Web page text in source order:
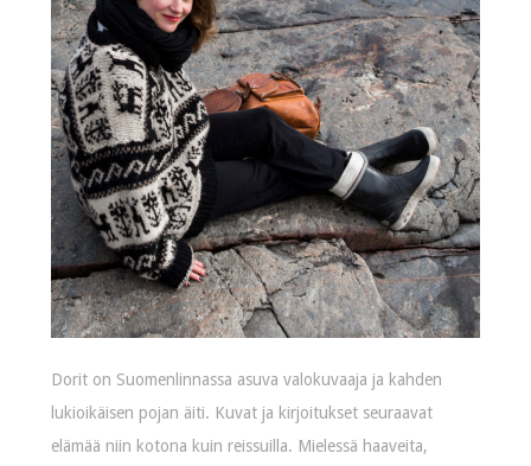
Dorit on Suomenlinnassa asuva valokuvaaja ja kahden
lukioikäisen pojan äiti. Kuvat ja kirjoitukset seuraavat
elämää niin kotona kuin reissuilla. Mielessä haaveita,